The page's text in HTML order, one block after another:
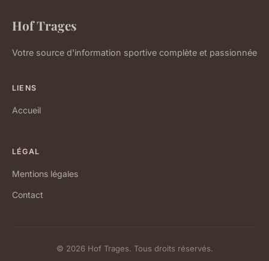
Hof Trages
Votre source d'information sportive complète et passionnée
LIENS
Accueil
LÉGAL
Mentions légales
Contact
© 2026 Hof Trages. Tous droits réservés.